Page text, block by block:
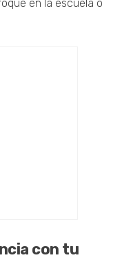
en la escuela o
con tu